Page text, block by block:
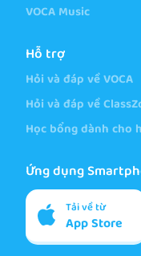
VOCA Music
Hỗ trợ
Hỏi và đáp về VOCA
Hỏi và đáp về
Học bổng dành cho
Ứng dụng
Tải về từ
App Store